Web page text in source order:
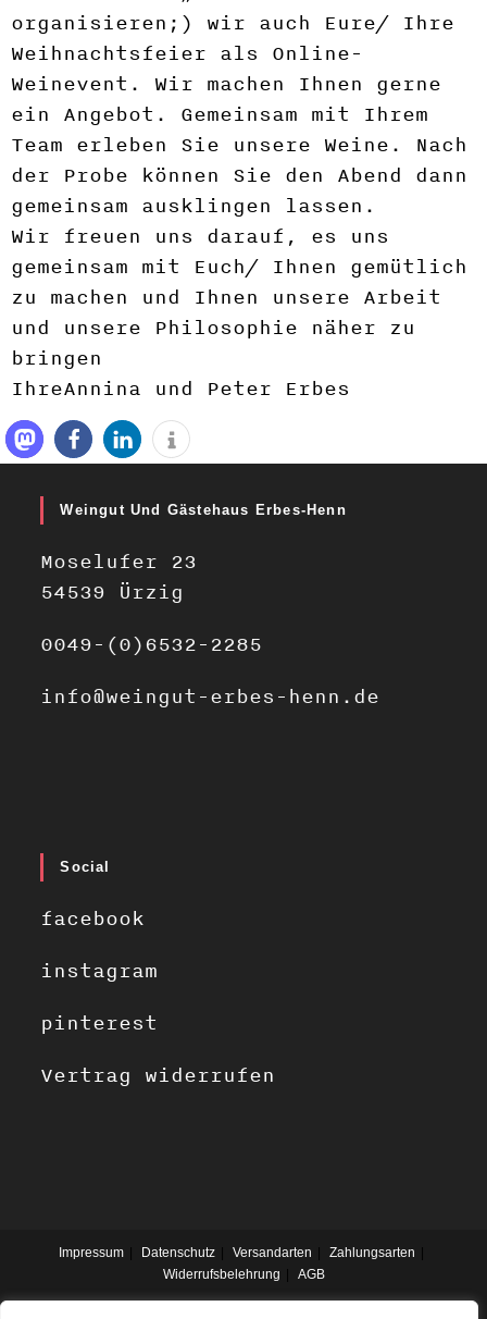
organisieren;) wir auch Eure/ Ihre
Weihnachtsfeier als Online-
Weinevent. Wir machen Ihnen gerne
ein Angebot. Gemeinsam mit Ihrem
Team erleben Sie unsere Weine. Nach
der Probe können Sie den Abend dann
gemeinsam ausklingen lassen.
Wir freuen uns darauf, es uns
gemeinsam mit Euch/ Ihnen gemütlich
zu machen und Ihnen unsere Arbeit
und unsere Philosophie näher zu
bringen
IhreAnnina und Peter Erbes
Weingut Und Gästehaus Erbes-Henn
Moselufer 23
54539 Ürzig
0049-(0)6532-2285
info@weingut-erbes-henn.de
Social
facebook
instagram
pinterest
Vertrag widerrufen
Impressum Datenschutz Versandarten
Zahlungsarten
Widerrufsbelehrung
AGB